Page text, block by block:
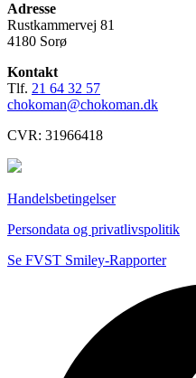
Adresse
Rustkammervej 81
4180 Sorø
Kontakt
Tlf. 21 64 32 57
chokoman@chokoman.dk
CVR: 31966418
Handelsbetingelser
Persondata og privatlivspolitik
Se FVST Smiley-Rapporter